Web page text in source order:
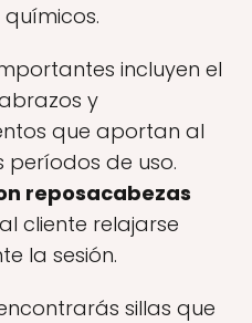
incluyen el
y
que aportan al
de uso.
reposacabezas
cliente relajarse
la sesión.
sillas que